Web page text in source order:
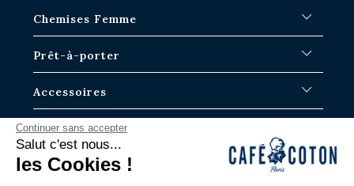
Échange dans les boutiques Paris-IDF
Chemises Bleues
Chemises à Carreaux
Chemises Manches Courtes
Chemises en Jean
Chemises Tartans
Chemises Slim
Chemises Classiques
Chemises Femme
Chemises Blanches Femme
Chemises Oversize
Chemises en Lin
Albane
Justine
Prêt-à-porter
Pulls homme
Pantalons
Polos
T-shirts
Bermudas
Accessoires
Cravates
Caleçons
Chaussettes homme
Boutons de manchettes
La Marque
Notre Histoire
Blog
Contactez nous
Continuer sans accepter
Salut c'est nous...
les Cookies !